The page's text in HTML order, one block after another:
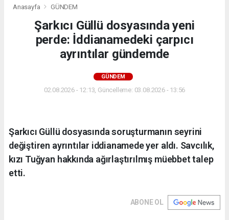
Anasayfa GÜNDEM
Şarkıcı Güllü dosyasında yeni
perde: İddianamedeki çarpıcı
ayrıntılar gündemde
GÜNDEM
02.08.2026 - 12:13, Güncelleme: 03.08.2026 - 13:56
Şarkıcı Güllü dosyasında soruşturmanın seyrini
değiştiren ayrıntılar iddianamede yer aldı. Savcılık,
kızı Tuğyan hakkında ağırlaştırılmış müebbet talep
etti.
ABONE OL